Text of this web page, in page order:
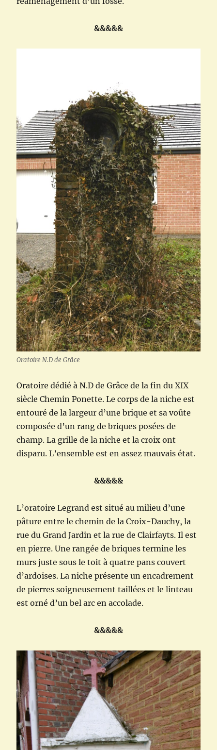
&&&&&
Oratoire N.D de Grâce
Oratoire dédié à N.D de Grâce de la fin du XIX
siècle Chemin Ponette. Le corps de la niche est
entouré de la largeur d’une brique et sa voûte
composée d’un rang de briques posées de
champ. La grille de la niche et la croix ont
disparu. L’ensemble est en assez mauvais état.
&&&&&
L’oratoire Legrand est situé au milieu d’une
pâture entre le chemin de la Croix-Dauchy, la
rue du Grand Jardin et la rue de Clairfayts. Il est
en pierre. Une rangée de briques termine les
murs juste sous le toit à quatre pans couvert
d’ardoises. La niche présente un encadrement
de pierres soigneusement taillées et le linteau
est orné d’un bel arc en accolade.
&&&&&